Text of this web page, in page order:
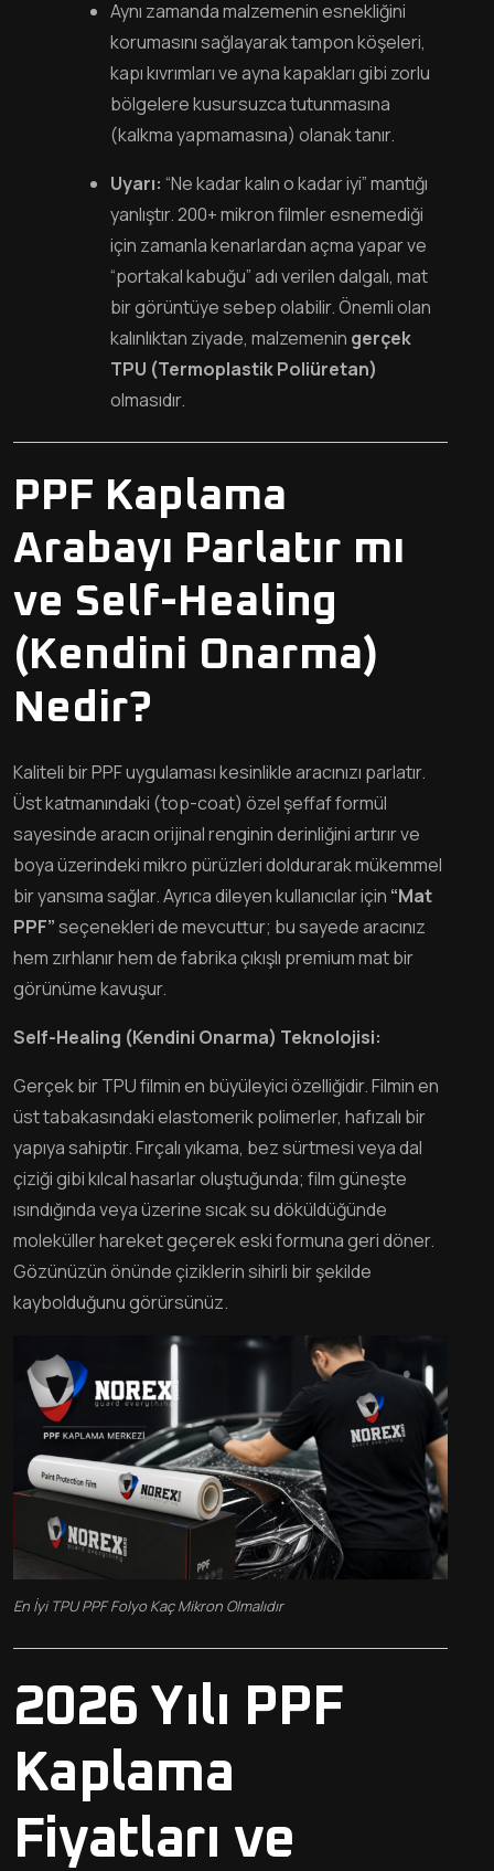
Aynı zamanda malzemenin esnekliğini
korumasını sağlayarak tampon köşeleri,
kapı kıvrımları ve ayna kapakları gibi zorlu
bölgelere kusursuzca tutunmasına
(kalkma yapmamasına) olanak tanır.
Uyarı: “Ne kadar kalın o kadar iyi” mantığı
yanlıştır. 200+ mikron filmler esnemediği
için zamanla kenarlardan açma yapar ve
“portakal kabuğu” adı verilen dalgalı, mat
bir görüntüye sebep olabilir. Önemli olan
kalınlıktan ziyade, malzemenin gerçek
TPU (Termoplastik Poliüretan)
olmasıdır.
PPF Kaplama
Arabayı Parlatır mı
ve Self-Healing
(Kendini Onarma)
Nedir?
Kaliteli bir PPF uygulaması kesinlikle aracınızı parlatır.
Üst katmanındaki (top-coat) özel şeffaf formül
sayesinde aracın orijinal renginin derinliğini artırır ve
boya üzerindeki mikro pürüzleri doldurarak mükemmel
bir yansıma sağlar. Ayrıca dileyen kullanıcılar için “Mat
PPF”seçenekleri de mevcuttur; bu sayede aracınız
hem zırhlanır hem de fabrika çıkışlı premium mat bir
görünüme kavuşur.
Self-Healing (Kendini Onarma) Teknolojisi:
Gerçek bir TPU filmin en büyüleyici özelliğidir. Filmin en
üst tabakasındaki elastomerik polimerler, hafızalı bir
yapıya sahiptir. Fırçalı yıkama, bez sürtmesi veya dal
çiziği gibi kılcal hasarlar oluştuğunda; film güneşte
ısındığında veya üzerine sıcak su döküldüğünde
moleküller hareket geçerek eski formuna geri döner.
Gözünüzün önünde çiziklerin sihirli bir şekilde
kaybolduğunu görürsünüz.
En İyi TPU PPF Folyo Kaç Mikron Olmalıdır
2026 Yılı PPF
Kaplama
Fiyatları ve